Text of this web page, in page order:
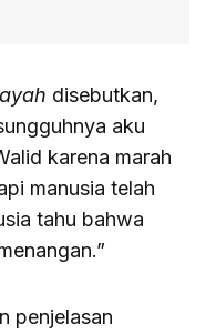
disebutkan,
aku
karena marah
manusia telah
tahu bahwa
penjelasan